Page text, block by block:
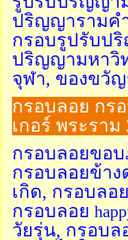
ปริญญารามค
กรอบรูปรับป
ปริญญามหาวิ
จุฬา, ของขวั
กรอบลอย กร
เกอร์ พระราม
กรอบลอยขอ
กรอบลอยข้า
เกิด, กรอบล
กรอบลอย
วัยรุ่น, กรอบล